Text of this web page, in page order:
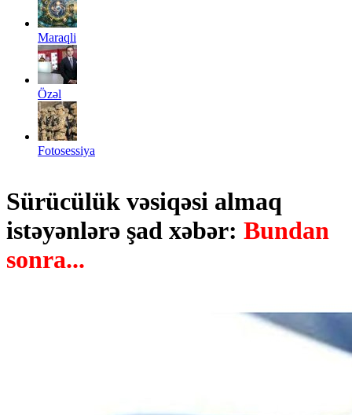
Maraqli
Özəl
Fotosessiya
Sürücülük vəsiqəsi almaq
istəyənlərə şad xəbər: Bundan
sonra...